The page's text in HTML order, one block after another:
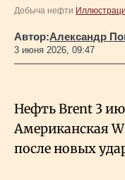
Life & Arts
О нас
Все новости
Добыча нефти
Автор:Александр
3 июня 2026, 09:47
Нефть Brent 3
Американская
после новых